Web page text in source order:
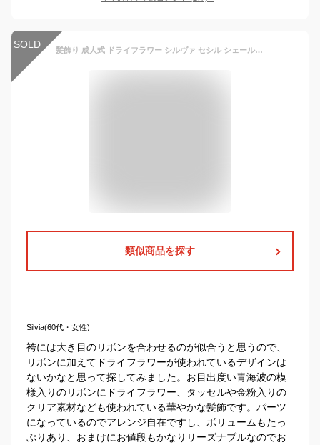
SOLD 髪飾り 成人式 ドライフラワー シルヴァ セシル シェール タッセル 水引 ヘッドドレス かすみ草 ウェディング 造花 卒業式 和婚 ブライダル 色打掛 結婚式 花嫁 白 袴 和風 プリザーブドフラワー
類似商品を探す
Silvia(60代・女性)
袴には大き目のリボンを合わせるのが似合うと思うので、
リボンに加えてドライフラワーが使われているデザインは
ないかなと思って探してみました。お目出度い青海波の模
様入りのリボンにドライフラワー、タッセルや金粉入りの
クリア素材なども使われている華やかな髪飾です。パーツ
になっているのでアレンジ自在ですし、ボリュームもたっ
ぷりあり、おまけにお値段もかなりリーズナブルなのでお